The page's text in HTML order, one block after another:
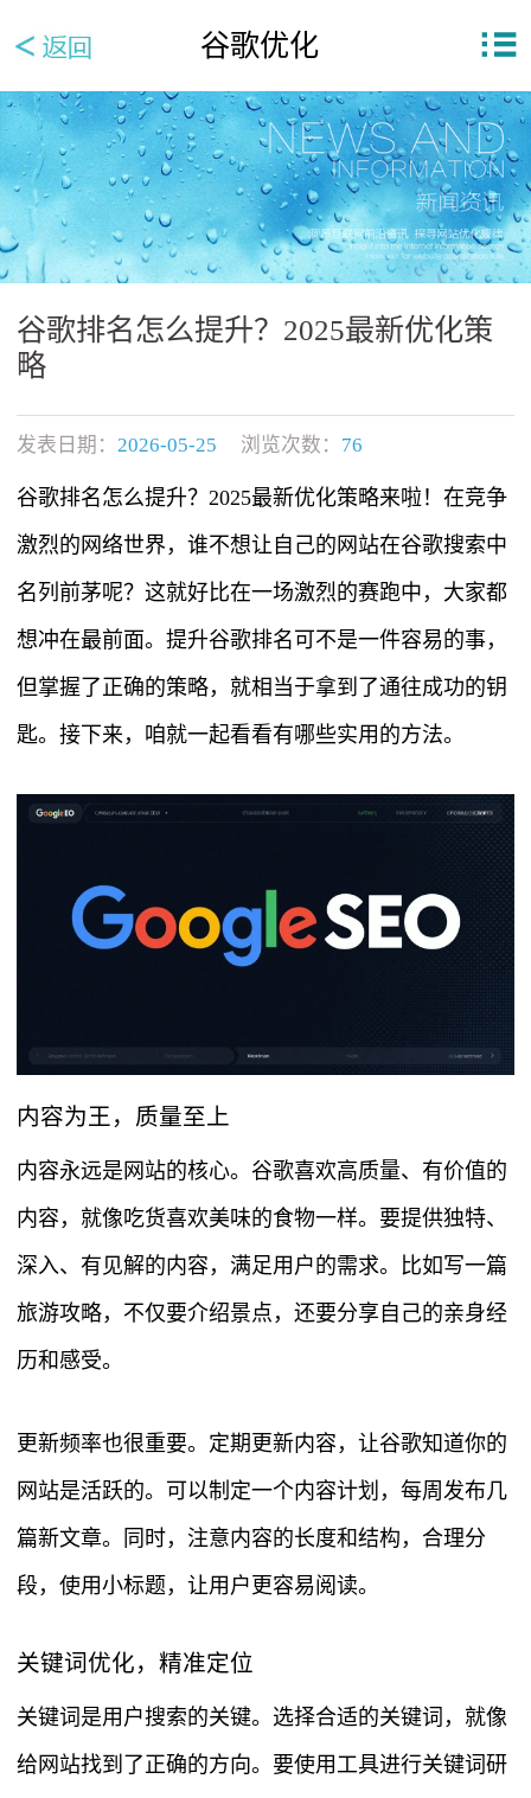
谷歌优化
谷歌排名怎么提升？2025最新优化策
略
发表日期： 2026-05-25 浏览次数： 76
谷歌排名怎么提升？2025最新优化策略来啦！在竞争
激烈的网络世界，谁不想让自己的网站在谷歌搜索中
名列前茅呢？这就好比在一场激烈的赛跑中，大家都
想冲在最前面。提升谷歌排名可不是一件容易的事，
但掌握了正确的策略，就相当于拿到了通往成功的钥
匙。接下来，咱就一起看看有哪些实用的方法。
内容为王，质量至上
内容永远是网站的核心。谷歌喜欢高质量、有价值的
内容，就像吃货喜欢美味的食物一样。要提供独特、
深入、有见解的内容，满足用户的需求。比如写一篇
旅游攻略，不仅要介绍景点，还要分享自己的亲身经
历和感受。
更新频率也很重要。定期更新内容，让谷歌知道你的
网站是活跃的。可以制定一个内容计划，每周发布几
篇新文章。同时，注意内容的长度和结构，合理分
段，使用小标题，让用户更容易阅读。
关键词优化，精准定位
关键词是用户搜索的关键。选择合适的关键词，就像
给网站找到了正确的方向。要使用工具进行关键词研